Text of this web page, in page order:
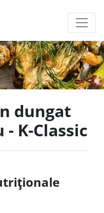
dungat
K-Classic